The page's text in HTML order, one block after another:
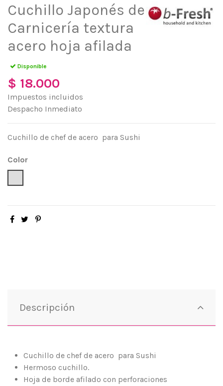
Cuchillo Japonés de
Carnicería textura
acero hoja afilada
Disponible
$ 18.000
Impuestos incluidos
Despacho Inmediato
Cuchillo de chef de acero para Sushi
Color
Descripción
Cuchillo de chef de acero para Sushi
Hermoso cuchillo.
Hoja de borde afilado con perforaciones